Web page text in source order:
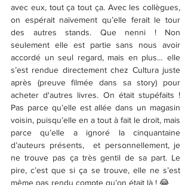
avec eux, tout ça tout ça. Avec les collègues,
on espérait naïvement qu’elle ferait le tour
des autres stands. Que nenni ! Non
seulement elle est partie sans nous avoir
accordé un seul regard, mais en plus… elle
s’est rendue directement chez Cultura juste
après (preuve filmée dans sa story) pour
acheter d'autres livres. On était stupéfaits !
Pas parce qu’elle est allée dans un magasin
voisin, puisqu’elle en a tout à fait le droit, mais
parce qu’elle a ignoré la cinquantaine
d’auteurs présents,  et personnellement, je
ne trouve pas ça très gentil de sa part. Le
pire, c’est que si ça se trouve, elle ne s’est
même pas rendu compte qu’on était là ! 😂